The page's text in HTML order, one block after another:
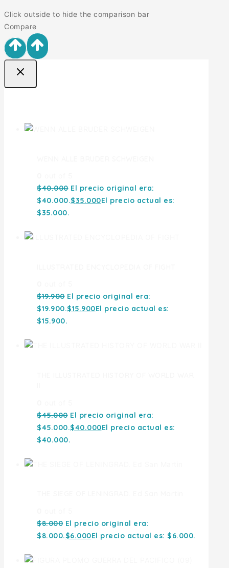
Click outside to hide the comparison bar
Compare
$40.000 El precio original era:
$40.000.$35.000El precio actual es:
$35.000.
$19.900 El precio original era:
$19.900.$15.900El precio actual es:
$15.900.
$45.000 El precio original era:
$45.000.$40.000El precio actual es:
$40.000.
$8.000 El precio original era:
$8.000.$6.000El precio actual es: $6.000.